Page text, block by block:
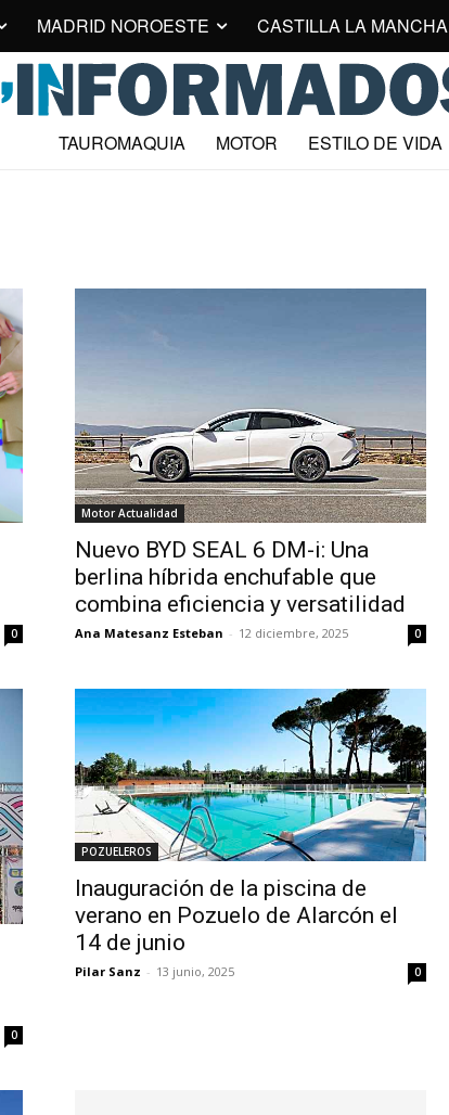
MADRID NOROESTE CASTILLA LA MANCHA
TAUROMAQUIA MOTOR ESTILO DE VIDA
0
Motor Actualidad
Nuevo BYD SEAL 6 DM-i: Una
berlina híbrida enchufable que
combina eficiencia y versatilidad
Ana Matesanz Esteban - 12 diciembre, 2025 0
0
POZUELEROS
Inauguración de la piscina de
verano en Pozuelo de Alarcón el
14 de junio
Pilar Sanz - 13 junio, 2025 0